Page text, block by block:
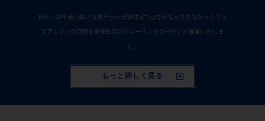
10年、20年使い続ける家だから分譲住宅ではなかなかできなかったプラ
スアルファの空間を東栄住宅のブルーミングガーデンが提案いたしま
す。
もっと詳しく見る